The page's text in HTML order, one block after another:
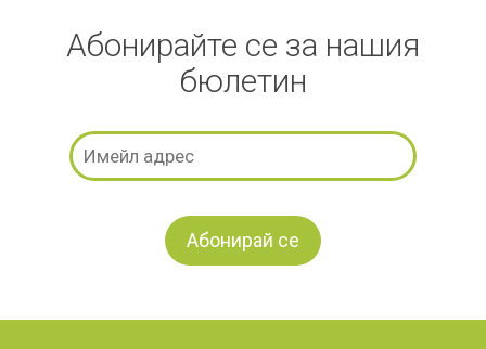
Абонирайте се за нашия
бюлетин